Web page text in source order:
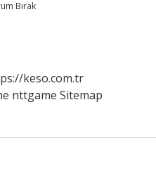
Bırak
keso.com.tr
nttgame Sitemap